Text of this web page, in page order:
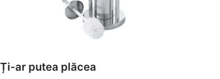
Suporți Hârtie Igenică
Ți-ar putea plăcea